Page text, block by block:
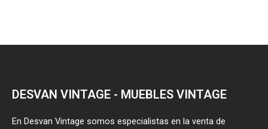
DESVAN VINTAGE - MUEBLES VINTAGE
En Desvan Vintage somos especialistas en la venta de